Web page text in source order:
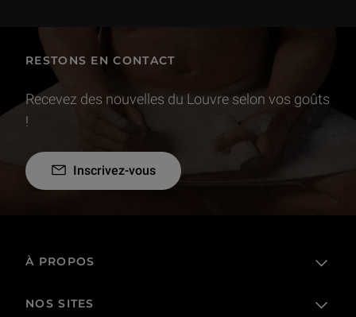
RESTONS EN CONTACT
Recevez des nouvelles du Louvre selon vos goûts
!
Inscrivez-vous
À PROPOS
L'établissement public
NOS SITES